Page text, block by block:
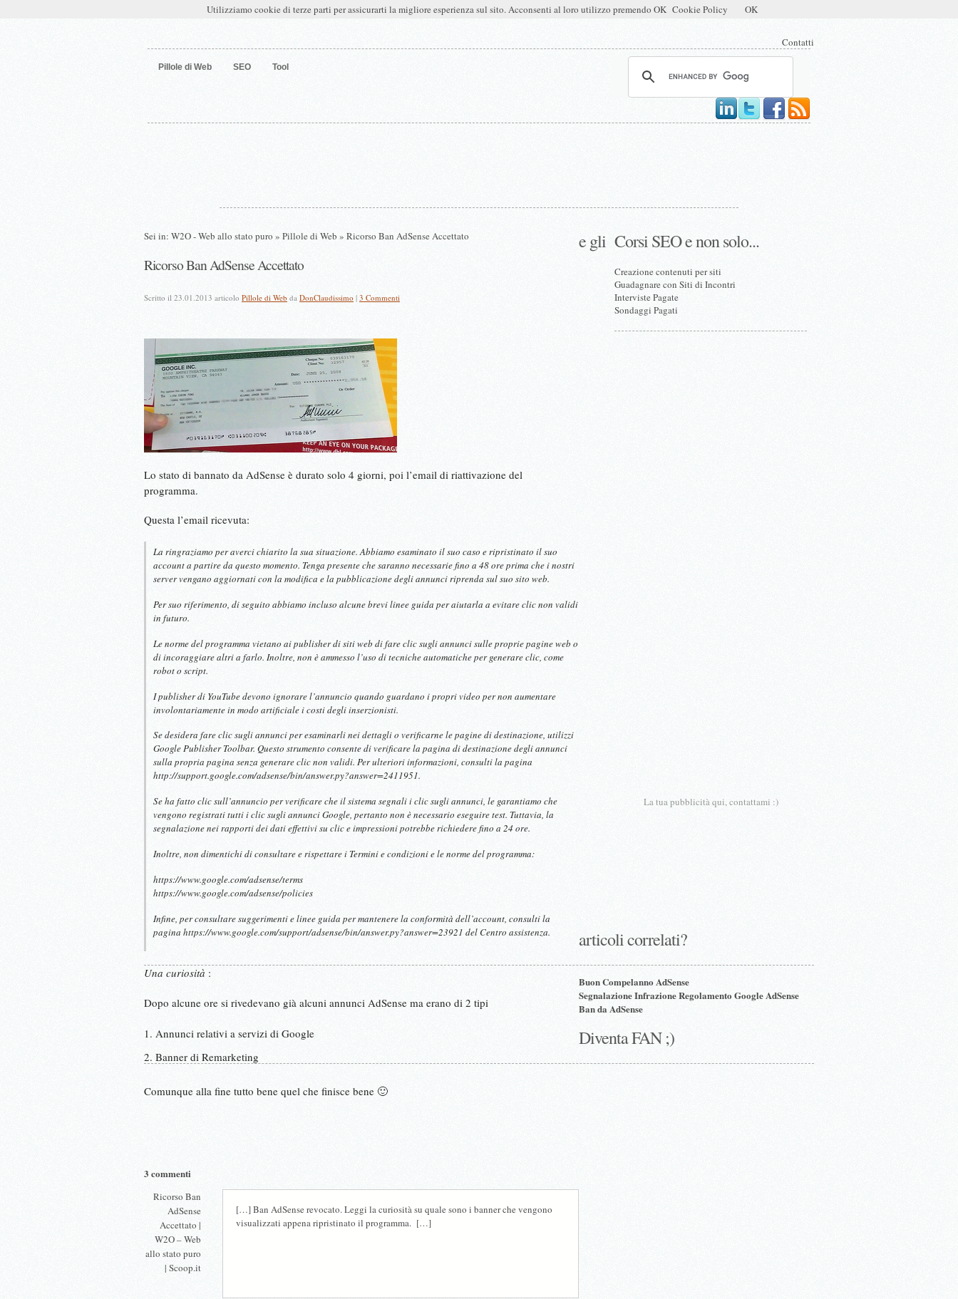
W2O – Web allo stato puro
Contatti
Pillole di Web SEO Tool
Sei in: W2O - Web allo stato puro » Pillole di Web » Ricorso Ban AdSense Accettato
Ricorso Ban AdSense Accettato
Scritto il 23.01.2013 articolo Pillole di Web da DonClaudissimo | 3 Commenti
Lo stato di bannato da AdSense è durato solo 4 giorni, poi l’email di riattivazione del
programma.
Questa l’email ricevuta:
La ringraziamo per averci chiarito la sua situazione. Abbiamo esaminato il suo caso e ripristinato il suo
account a partire da questo momento. Tenga presente che saranno necessarie fino a 48 ore prima che i nostri
server vengano aggiornati con la modifica e la pubblicazione degli annunci riprenda sul suo sito web.
Per suo riferimento, di seguito abbiamo incluso alcune brevi linee guida per aiutarla a evitare clic non validi
in futuro.
Le norme del programma vietano ai publisher di siti web di fare clic sugli annunci sulle proprie pagine web o
di incoraggiare altri a farlo. Inoltre, non è ammesso l’uso di tecniche automatiche per generare clic, come
robot o script.
I publisher di YouTube devono ignorare l’annuncio quando guardano i propri video per non aumentare
involontariamente in modo artificiale i costi degli inserzionisti.
Se desidera fare clic sugli annunci per esaminarli nei dettagli o verificarne le pagine di destinazione, utilizzi
Google Publisher Toolbar. Questo strumento consente di verificare la pagina di destinazione degli annunci
sulla propria pagina senza generare clic non validi. Per ulteriori informazioni, consulti la pagina
http://support.google.com/adsense/bin/answer.py?answer=2411951.
Se ha fatto clic sull’annuncio per verificare che il sistema segnali i clic sugli annunci, le garantiamo che
vengono registrati tutti i clic sugli annunci Google, pertanto non è necessario eseguire test. Tuttavia, la
segnalazione nei rapporti dei dati effettivi su clic e impressioni potrebbe richiedere fino a 24 ore.
Inoltre, non dimentichi di consultare e rispettare i Termini e condizioni e le norme del programma:
https://www.google.com/adsense/terms
https://www.google.com/adsense/policies
Infine, per consultare suggerimenti e linee guida per mantenere la conformità dell’account, consulti la
pagina https://www.google.com/support/adsense/bin/answer.py?answer=23921 del Centro assistenza.
Una curiosità :
Dopo alcune ore si rivedevano già alcuni annunci AdSense ma erano di 2 tipi
Annunci relativi a servizi di Google
Banner di Remarketing
Comunque alla fine tutto bene quel che finisce bene 🙂
3 commenti
Ricorso Ban
AdSense
Accettato |
W2O – Web
allo stato puro
| Scoop.it
[…] Ban AdSense revocato. Leggi la curiosità su quale sono i banner che vengono
visualizzati appena ripristinato il programma. […]
Corsi SEO e non solo...
Creazione contenuti per siti
Guadagnare con Siti di Incontri
Interviste Pagate
Sondaggi Pagati
La tua pubblicità qui, contattami :)
e gli
articoli correlati?
Buon Compelanno AdSense
Segnalazione Infrazione Regolamento Google AdSense
Ban da AdSense
Diventa FAN ;)
Utilizziamo cookie di terze parti per assicurarti la migliore esperienza sul sito. Acconsenti al loro utilizzo premendo OK Cookie Policy OK